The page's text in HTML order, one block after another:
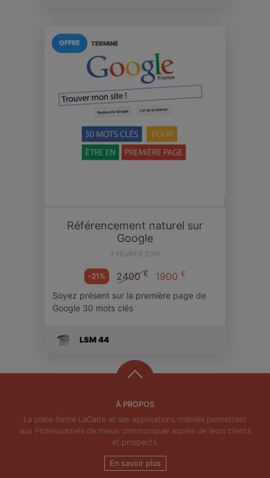
TERMINÉ
OFFRE
Référencement naturel sur
Google
2 FÉVRIER 2015
-21% 2400€ 1900 €
Soyez présent sur la première page de
Google 30 mots clés
LSM 44
À PROPOS
La plate-forme LaCarte et ses applications mobiles permettent
aux Professionnels de mieux communiquer auprès de leurs clients
et prospects.
En savoir plus